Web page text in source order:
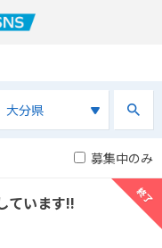
募集中のみ
ています!! 終了
終了
終了
終了
終了
終了
終了
終了
終了
終了
終了
終了
終了
終了
終了
終了